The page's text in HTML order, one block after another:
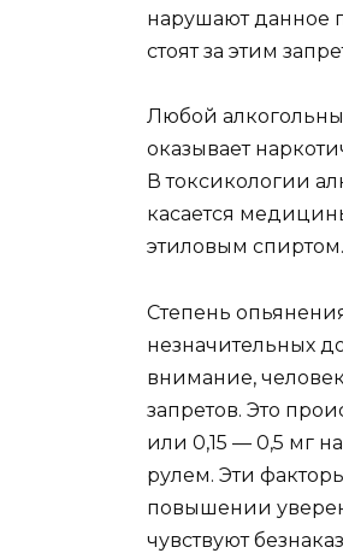
нарушают данное
стоят за этим
Любой
оказывает
В токсикологии
касается
этиловым спиртом.
Степень
незначительных
внимание,
запретов. Это
или 0,15 — 0,5 мг
рулем. Эти
повышении
чувствуют